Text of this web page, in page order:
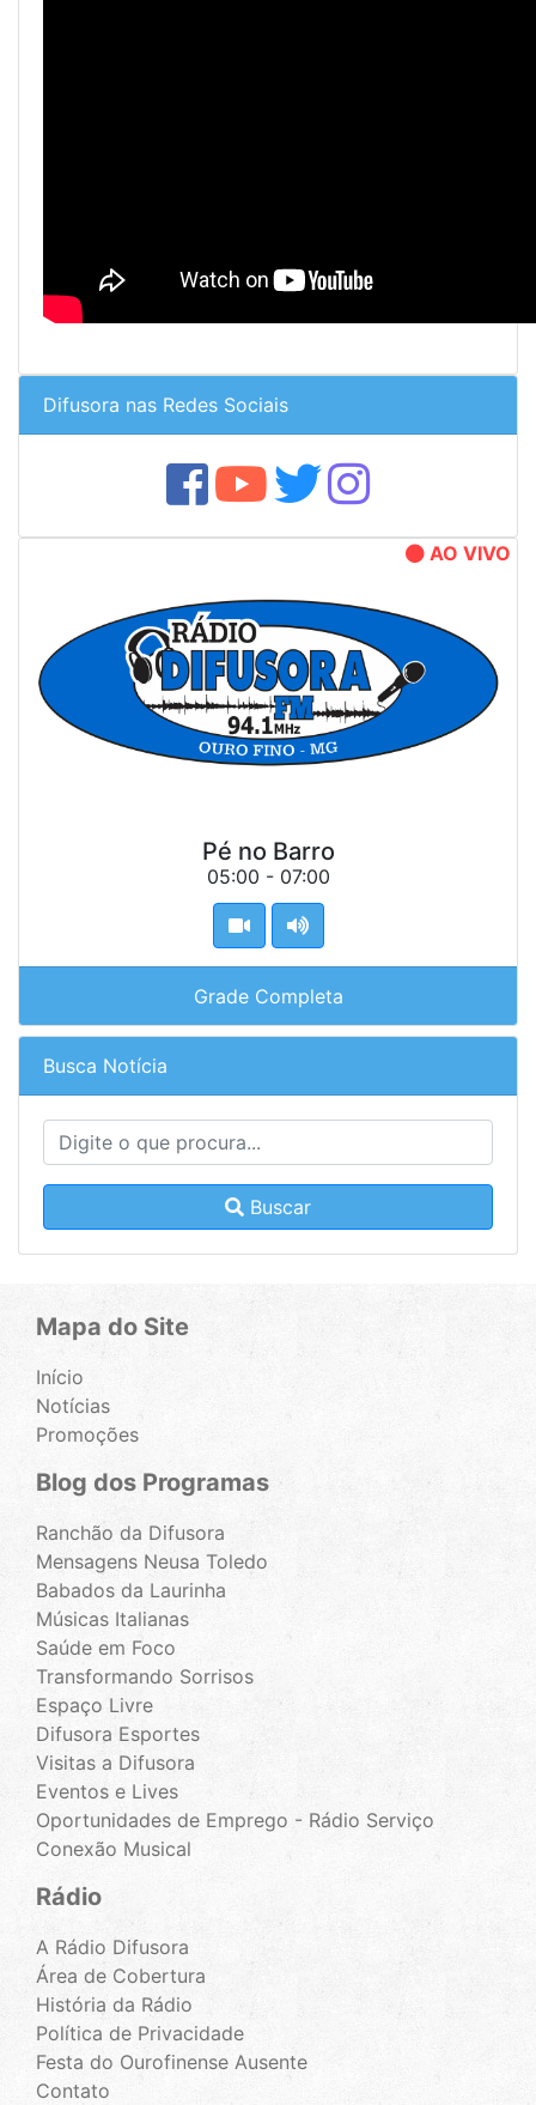
Difusora nas Redes Sociais
AO VIVO
Pé no Barro
05:00 - 07:00
Grade Completa
Busca Notícia
Buscar
Mapa do Site
Início
Notícias
Promoções
Blog dos Programas
Ranchão da Difusora
Mensagens Neusa Toledo
Babados da Laurinha
Músicas Italianas
Saúde em Foco
Transformando Sorrisos
Espaço Livre
Difusora Esportes
Visitas a Difusora
Eventos e Lives
Oportunidades de Emprego - Rádio Serviço
Conexão Musical
Rádio
A Rádio Difusora
Área de Cobertura
História da Rádio
Política de Privacidade
Festa do Ourofinense Ausente
Contato